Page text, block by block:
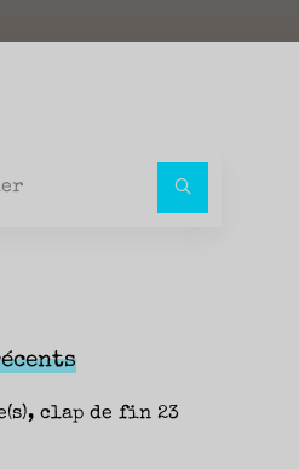
clap de fin 23